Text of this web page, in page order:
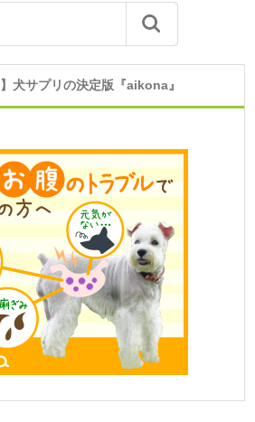
】犬サプリの決定版『aikona』